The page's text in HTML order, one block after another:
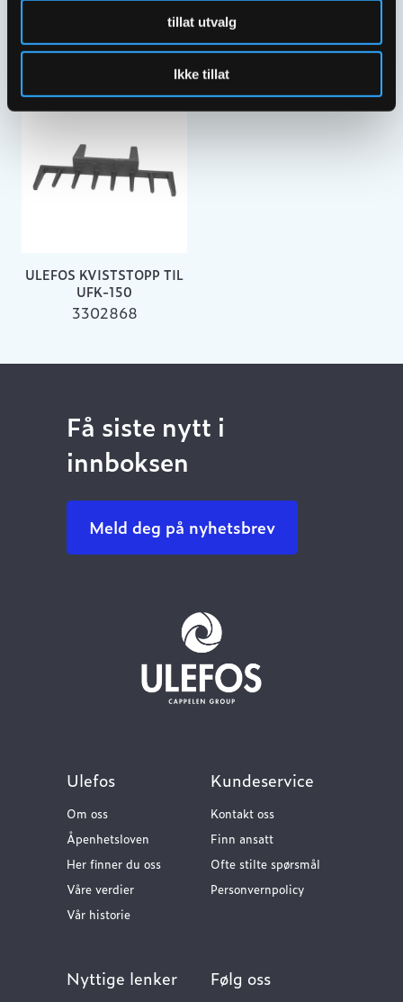
tillat utvalg
Ikke tillat
ULEFOS KVISTSTOPP TIL
UFK-150
3302868
Få siste nytt i
innboksen
Meld deg på nyhetsbrev
Ulefos
Om oss
Åpenhetsloven
Her finner du oss
Våre verdier
Vår historie
Kundeservice
Kontakt oss
Finn ansatt
Ofte stilte spørsmål
Personvernpolicy
Nyttige lenker Følg oss